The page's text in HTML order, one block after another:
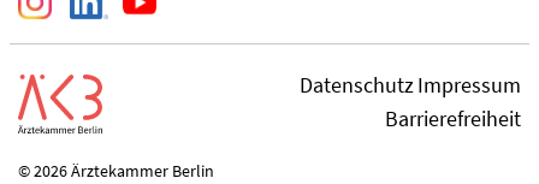
DatenschutzImpressum
Barrierefreiheit
© 2026 Ärztekammer Berlin